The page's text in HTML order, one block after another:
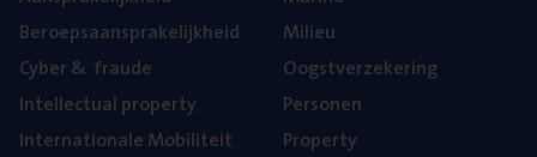
Beroeps­aan­spra­ke­lijk­heid
Cyber& fraude
Intel­lec­tu­al property
Inter­na­ti­o­na­le Mobiliteit
Mili­eu
Oogst­ver­ze­ke­ring
Per­so­nen
Pro­per­ty